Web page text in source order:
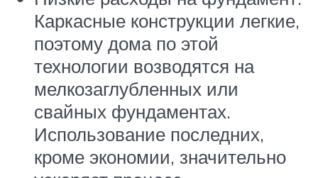
Каркасные конструкции легкие,
поэтому дома по этой
технологии возводятся на
мелкозаглубленных или
свайных фундаментах.
Использование последних,
кроме экономии, значительно